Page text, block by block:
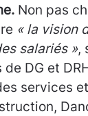
Non pas
« la vision
salariés »,
DG et
services